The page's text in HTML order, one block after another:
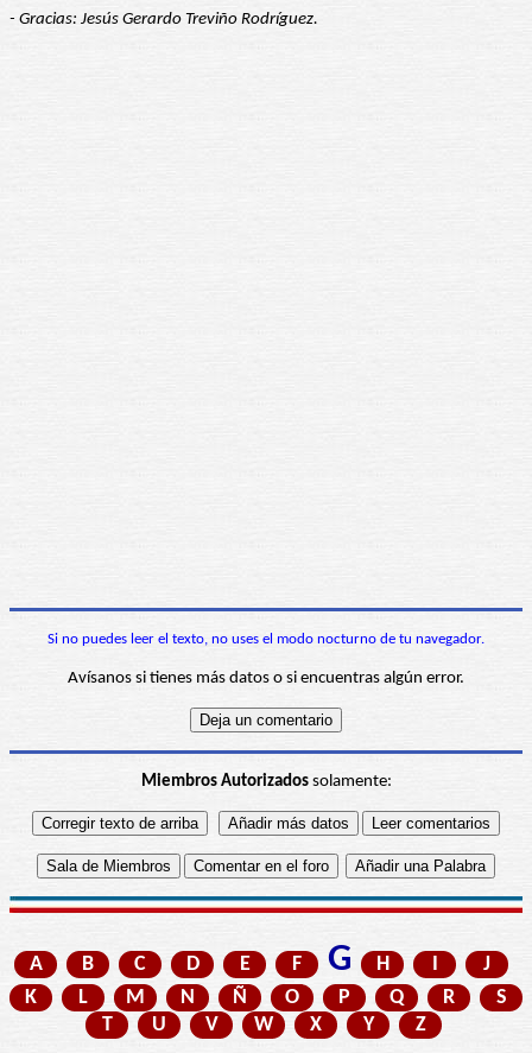
- Gracias: Jesús Gerardo Treviño Rodríguez.
Si no puedes leer el texto, no uses el modo nocturno de tu navegador.
Avísanos si tienes más datos o si encuentras algún error.
Miembros Autorizadossolamente:
A B C D E F G H I
J
K
L M N Ñ O P Q R
S
T
U V W X Y Z